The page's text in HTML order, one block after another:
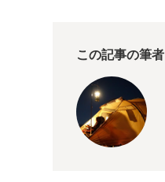
この記事の筆者